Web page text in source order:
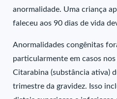
anormalidade. Uma criança
faleceu aos 90 dias de vida
Anormalidades congênitas
particularmente em casos
Citarabina (substância ativa)
trimestre da gravidez. Isso